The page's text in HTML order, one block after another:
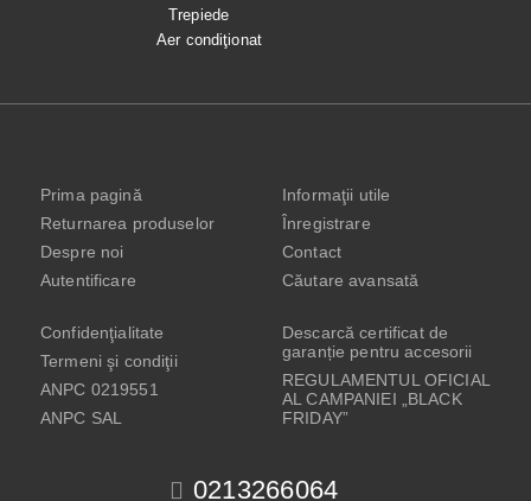
Trepiede
Aer condiţionat
0213266064
Prima pagină
Returnarea produselor
Despre noi
Autentificare
Informaţii utile
Înregistrare
Contact
Căutare avansată
Confidenţialitate
Termeni şi condiţii
ANPC 0219551
ANPC SAL
Descarcă certificat de
garanție pentru accesorii
REGULAMENTUL OFICIAL
AL CAMPANIEI „BLACK
FRIDAY”